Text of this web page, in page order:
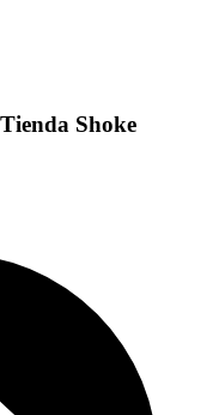
Shoke